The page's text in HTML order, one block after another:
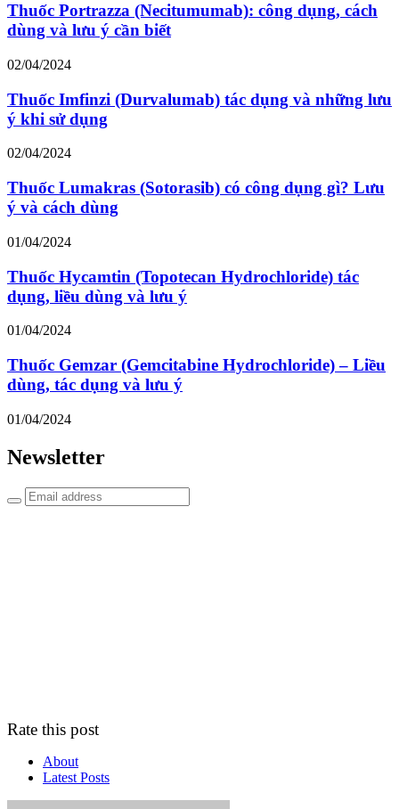
Thuốc Portrazza (Necitumumab): công dụng, cách
dùng và lưu ý cần biết
02/04/2024
Thuốc Imfinzi (Durvalumab) tác dụng và những lưu
ý khi sử dụng
02/04/2024
Thuốc Lumakras (Sotorasib) có công dụng gì? Lưu
ý và cách dùng
01/04/2024
Thuốc Hycamtin (Topotecan Hydrochloride) tác
dụng, liều dùng và lưu ý
01/04/2024
Thuốc Gemzar (Gemcitabine Hydrochloride) – Liều
dùng, tác dụng và lưu ý
01/04/2024
Newsletter
Rate this post
About
Latest Posts